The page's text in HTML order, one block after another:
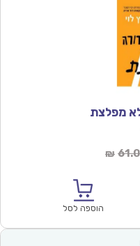
מפלצת
₪
הוספה לסל